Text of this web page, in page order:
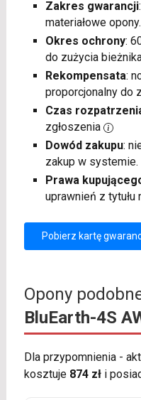
Zakres gwarancji
materiałowe opony.
Okres ochrony:
do zużycia
Rekompensata:
proporcjonalny do
Czas
zgłoszenia
Dowód zakupu:
zakup w systemie.
Prawa
uprawnień z tytułu
Pobierz kartę
Opony
BluEarth-4S
Dla przypomnienia -
kosztuje 874 złi